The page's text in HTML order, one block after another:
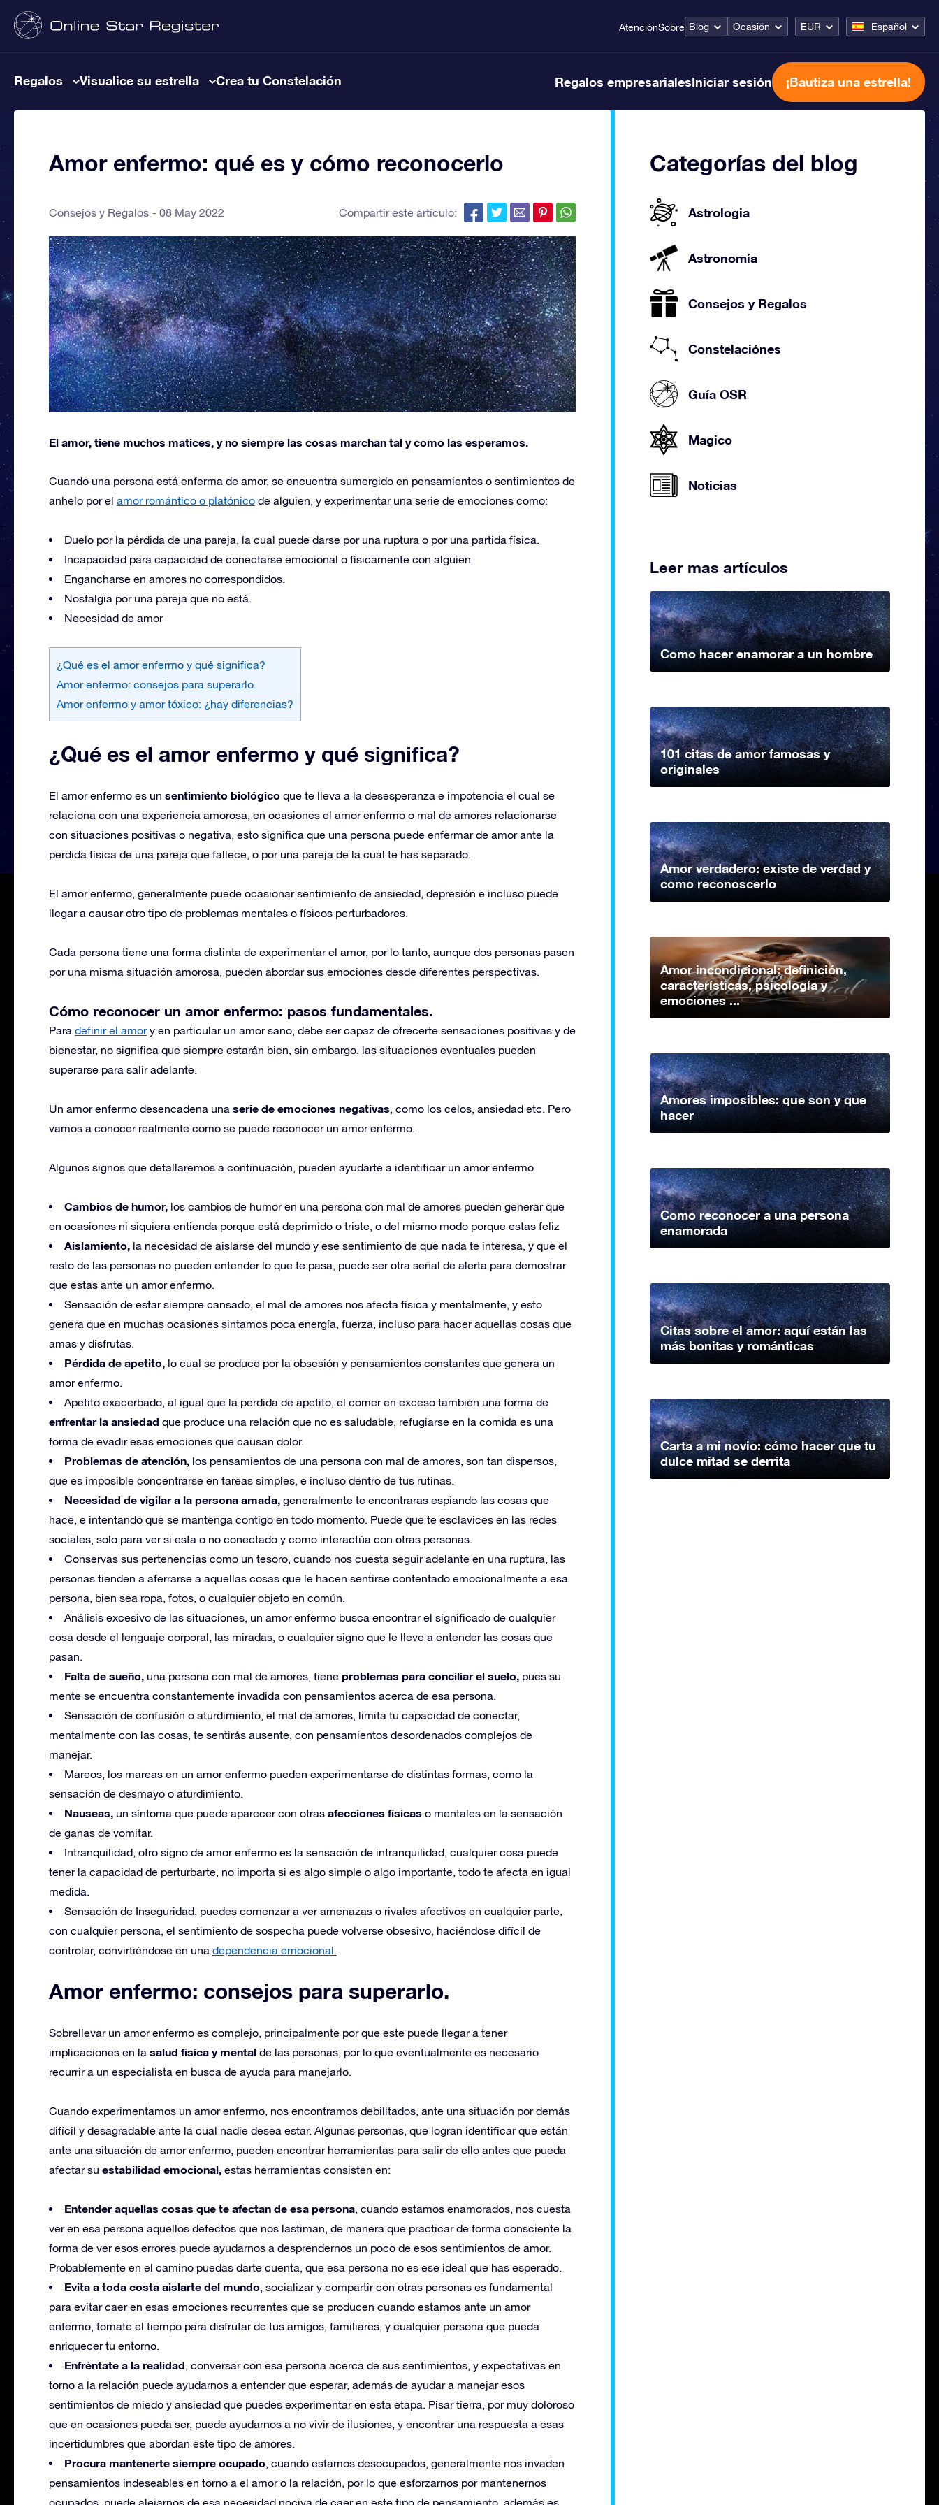
AtenciónSobre Blog Ocasión EUR Español
Regalos Visualice su estrella Crea tu Constelación Regalos empresarialesIniciar sesión ¡Bautiza una estrella!
Amor enfermo: qué es y cómo reconocerlo
Consejos y Regalos 08 May 2022 Compartir este artículo:
El amor, tiene muchos matices, y no siempre las cosas marchan tal y como las esperamos.
Cuando una persona está enferma de amor, se encuentra sumergido en pensamientos o sentimientos de
anhelo por el amor romántico o platónico de alguien, y experimentar una serie de emociones como:
Duelo por la pérdida de una pareja, la cual puede darse por una ruptura o por una partida física.
Incapacidad para capacidad de conectarse emocional o físicamente con alguien
Engancharse en amores no correspondidos.
Nostalgia por una pareja que no está.
Necesidad de amor
¿Qué es el amor enfermo y qué significa?
Amor enfermo: consejos para superarlo.
Amor enfermo y amor tóxico: ¿hay diferencias?
¿Qué es el amor enfermo y qué significa?
El amor enfermo es un sentimiento biológico que te lleva a la desesperanza e impotencia el cual se
relaciona con una experiencia amorosa, en ocasiones el amor enfermo o mal de amores relacionarse
con situaciones positivas o negativa, esto significa que una persona puede enfermar de amor ante la
perdida física de una pareja que fallece, o por una pareja de la cual te has separado.
El amor enfermo, generalmente puede ocasionar sentimiento de ansiedad, depresión e incluso puede
llegar a causar otro tipo de problemas mentales o físicos perturbadores.
Cada persona tiene una forma distinta de experimentar el amor, por lo tanto, aunque dos personas pasen
por una misma situación amorosa, pueden abordar sus emociones desde diferentes perspectivas.
Cómo reconocer un amor enfermo: pasos fundamentales.
Para definir el amory en particular un amor sano, debe ser capaz de ofrecerte sensaciones positivas y de
bienestar, no significa que siempre estarán bien, sin embargo, las situaciones eventuales pueden
superarse para salir adelante.
Un amor enfermo desencadena una serie de emociones negativas, como los celos, ansiedad etc. Pero
vamos a conocer realmente como se puede reconocer un amor enfermo.
Algunos signos que detallaremos a continuación, pueden ayudarte a identificar un amor enfermo
Cambios de humor, los cambios de humor en una persona con mal de amores pueden generar que
en ocasiones ni siquiera entienda porque está deprimido o triste, o del mismo modo porque estas feliz
Aislamiento, la necesidad de aislarse del mundo y ese sentimiento de que nada te interesa, y que el
resto de las personas no pueden entender lo que te pasa, puede ser otra señal de alerta para demostrar
que estas ante un amor enfermo.
Sensación de estar siempre cansado, el mal de amores nos afecta física y mentalmente, y esto
genera que en muchas ocasiones sintamos poca energía, fuerza, incluso para hacer aquellas cosas que
amas y disfrutas.
Pérdida de apetito, lo cual se produce por la obsesión y pensamientos constantes que genera un
amor enfermo.
Apetito exacerbado, al igual que la perdida de apetito, el comer en exceso también una forma de
enfrentar la ansiedad que produce una relación que no es saludable, refugiarse en la comida es una
forma de evadir esas emociones que causan dolor.
Problemas de atención, los pensamientos de una persona con mal de amores, son tan dispersos,
que es imposible concentrarse en tareas simples, e incluso dentro de tus rutinas.
Necesidad de vigilar a la persona amada, generalmente te encontraras espiando las cosas que
hace, e intentando que se mantenga contigo en todo momento. Puede que te esclavices en las redes
sociales, solo para ver si esta o no conectado y como interactúa con otras personas.
Conservas sus pertenencias como un tesoro, cuando nos cuesta seguir adelante en una ruptura, las
personas tienden a aferrarse a aquellas cosas que le hacen sentirse contentado emocionalmente a esa
persona, bien sea ropa, fotos, o cualquier objeto en común.
Análisis excesivo de las situaciones, un amor enfermo busca encontrar el significado de cualquier
cosa desde el lenguaje corporal, las miradas, o cualquier signo que le lleve a entender las cosas que
pasan.
Falta de sueño, una persona con mal de amores, tiene problemas para conciliar el suelo, pues su
mente se encuentra constantemente invadida con pensamientos acerca de esa persona.
Sensación de confusión o aturdimiento, el mal de amores, limita tu capacidad de conectar,
mentalmente con las cosas, te sentirás ausente, con pensamientos desordenados complejos de
manejar.
Mareos, los mareas en un amor enfermo pueden experimentarse de distintas formas, como la
sensación de desmayo o aturdimiento.
Nauseas, un síntoma que puede aparecer con otras afecciones físicas o mentales en la sensación
de ganas de vomitar.
Intranquilidad, otro signo de amor enfermo es la sensación de intranquilidad, cualquier cosa puede
tener la capacidad de perturbarte, no importa si es algo simple o algo importante, todo te afecta en igual
medida.
Sensación de Inseguridad, puedes comenzar a ver amenazas o rivales afectivos en cualquier parte,
con cualquier persona, el sentimiento de sospecha puede volverse obsesivo, haciéndose difícil de
controlar, convirtiéndose en una dependencia emocional.
Amor enfermo: consejos para superarlo.
Sobrellevar un amor enfermo es complejo, principalmente por que este puede llegar a tener
implicaciones en la salud física y mental de las personas, por lo que eventualmente es necesario
recurrir a un especialista en busca de ayuda para manejarlo.
Cuando experimentamos un amor enfermo, nos encontramos debilitados, ante una situación por demás
difícil y desagradable ante la cual nadie desea estar. Algunas personas, que logran identificar que están
ante una situación de amor enfermo, pueden encontrar herramientas para salir de ello antes que pueda
afectar su estabilidad emocional, estas herramientas consisten en:
Entender aquellas cosas que te afectan de esa persona, cuando estamos enamorados, nos cuesta
ver en esa persona aquellos defectos que nos lastiman, de manera que practicar de forma consciente la
forma de ver esos errores puede ayudarnos a desprendernos un poco de esos sentimientos de amor.
Probablemente en el camino puedas darte cuenta, que esa persona no es ese ideal que has esperado.
Evita a toda costa aislarte del mundo, socializar y compartir con otras personas es fundamental
para evitar caer en esas emociones recurrentes que se producen cuando estamos ante un amor
enfermo, tomate el tiempo para disfrutar de tus amigos, familiares, y cualquier persona que pueda
enriquecer tu entorno.
Enfréntate a la realidad, conversar con esa persona acerca de sus sentimientos, y expectativas en
torno a la relación puede ayudarnos a entender que esperar, además de ayudar a manejar esos
sentimientos de miedo y ansiedad que puedes experimentar en esta etapa. Pisar tierra, por muy doloroso
que en ocasiones pueda ser, puede ayudarnos a no vivir de ilusiones, y encontrar una respuesta a esas
incertidumbres que abordan este tipo de amores.
Procura mantenerte siempre ocupado, cuando estamos desocupados, generalmente nos invaden
pensamientos indeseables en torno a el amor o la relación, por lo que esforzarnos por mantenernos
ocupados, puede alejarnos de esa necesidad nociva de caer en este tipo de pensamiento, además es
Categorías del blog
Astrologia
Astronomía
Consejos y Regalos
Constelaciónes
Guía OSR
Magico
Noticias
Leer mas artículos
Como hacer enamorar a un hombre
101 citas de amor famosas y
originales
Amor verdadero: existe de verdad y
como reconoscerlo
Amor incondicional: definición,
características, psicología y
emociones ...
Amores imposibles: que son y que
hacer
Como reconocer a una persona
enamorada
Citas sobre el amor: aquí están las
más bonitas y románticas
Carta a mi novio: cómo hacer que tu
dulce mitad se derrita